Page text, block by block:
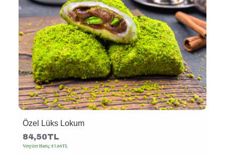
Özel Lüks Lokum
84,50TL
Vergiler Hariç:83,66TL